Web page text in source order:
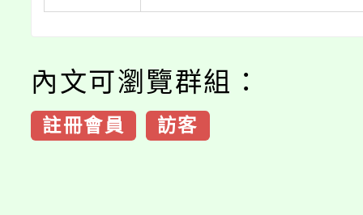
內文可瀏覽群組：
註冊會員 訪客